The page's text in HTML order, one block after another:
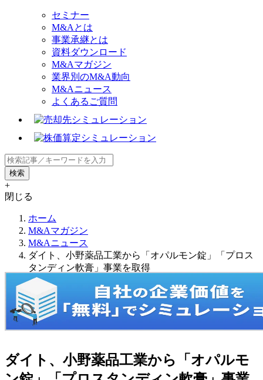
セミナー
M&Aとは
事業承継とは
資料ダウンロード
M&Aマガジン
業界別のM&A動向
M&Aニュース
よくあるご質問
+
閉じる
ホーム
M&Aマガジン
M&Aニュース
ダイト、小野薬品工業から「オパルモン錠」「プロス
タンディン軟膏」事業を取得
ダイト、小野薬品工業から「オパルモ